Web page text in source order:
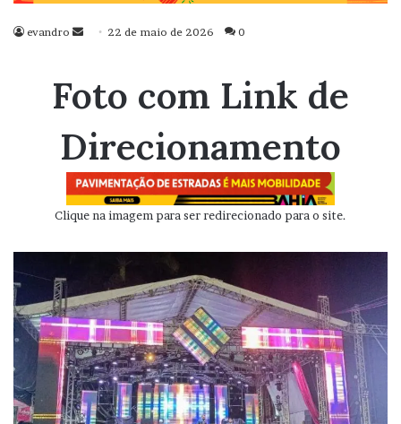
evandro
Mande
mail
22 de maio de 2026 0
Foto com Link de
Direcionamento
Clique na imagem para ser redirecionado para o site.